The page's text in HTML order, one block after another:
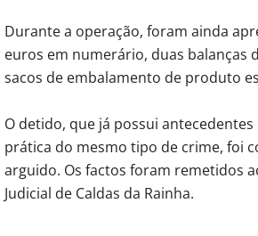
Durante a operação, foram ainda
euros em numerário, duas balanças
sacos de embalamento de produto
O detido, que já possui
prática do mesmo tipo de crime, foi
arguido. Os factos foram remetidos
Judicial de Caldas da Rainha.